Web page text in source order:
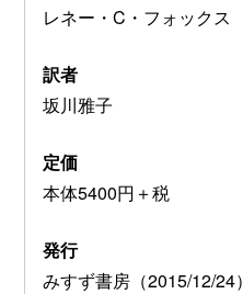
レネー・C・フォックス
訳者
坂川雅子
定価
本体5400円＋税
発行
みすず書房（2015/12/24）